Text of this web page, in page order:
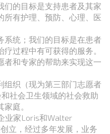
们的目标是支持患者及其家
所有护理、预防、心理、医
系统；我们的目标是在患者
过程中有可获得的服务。
者和专家的帮助来实现这一
组织（现为第三部门志愿者
社会卫生领域的社会救助
庭。
业家Loris和Walter
立，经过多年发展，业务